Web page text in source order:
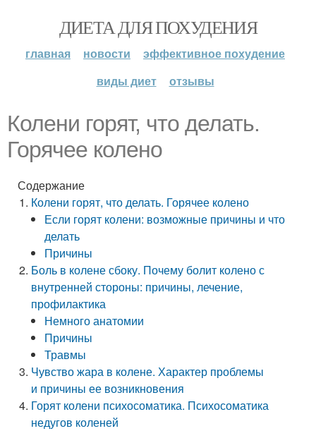
ДИЕТА ДЛЯ ПОХУДЕНИЯ
главная новости
эффективное похудение
виды диет
отзывы
Колени горят, что делать.
Горячее колено
Содержание
Колени горят, что делать. Горячее колено
Если горят колени: возможные причины и что
делать
Причины
Боль в колене сбоку. Почему болит колено с
внутренней стороны: причины, лечение,
профилактика
Немного анатомии
Причины
Травмы
Чувство жара в колене. Характер проблемы
и причины ее возникновения
Горят колени психосоматика. Психосоматика
недугов коленей